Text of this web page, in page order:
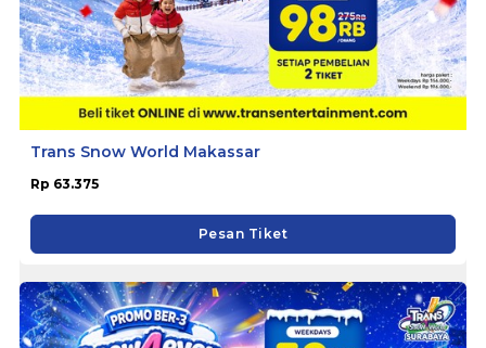
Trans Snow World Makassar
Rp 63.375
Pesan Tiket